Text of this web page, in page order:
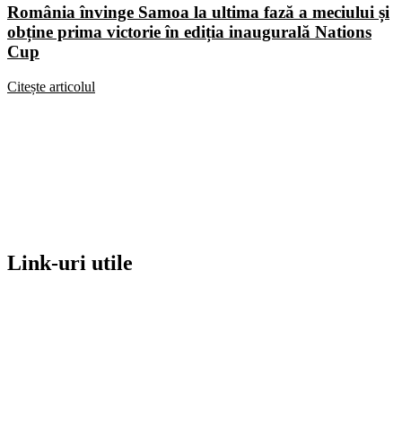
România învinge Samoa la ultima fază a meciului și
obține prima victorie în ediția inaugurală Nations
Cup
Citește articolul
Link-uri utile